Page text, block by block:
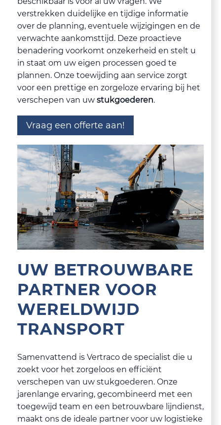
verstrekken duidelijke en tijdige informatie
over de planning, eventuele wijzigingen en de
verwachte aankomsttijd. Deze proactieve
benadering voorkomt onzekerheid en stelt u
in staat om uw eigen processen goed te
plannen. Onze toewijding aan service zorgt
voor een prettige en zorgeloze ervaring bij het
verschepen van uw stukgoederen.
Vraag een offerte aan!
UW BETROUWBARE
PARTNER VOOR
WERELDWIJD
TRANSPORT
Samenvattend is Vertraco de specialist die u
zoekt voor het zorgeloos en efficiënt
verschepen van uw stukgoederen. Onze
jarenlange ervaring, gecombineerd met een
toegewijd team en een betrouwbare lijndienst,
maakt ons de ideale partner voor uw logistieke